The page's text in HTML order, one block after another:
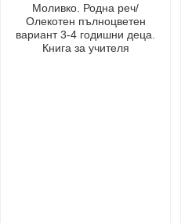
Моливко. Родна реч/
Олекотен пълноцветен
вариант 3-4 годишни деца.
Книга за учителя